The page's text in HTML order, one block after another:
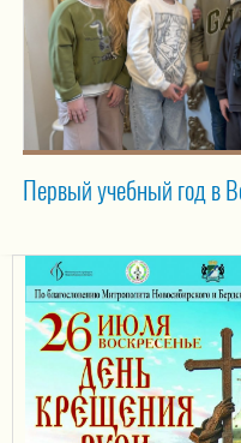
Первый учебный год в